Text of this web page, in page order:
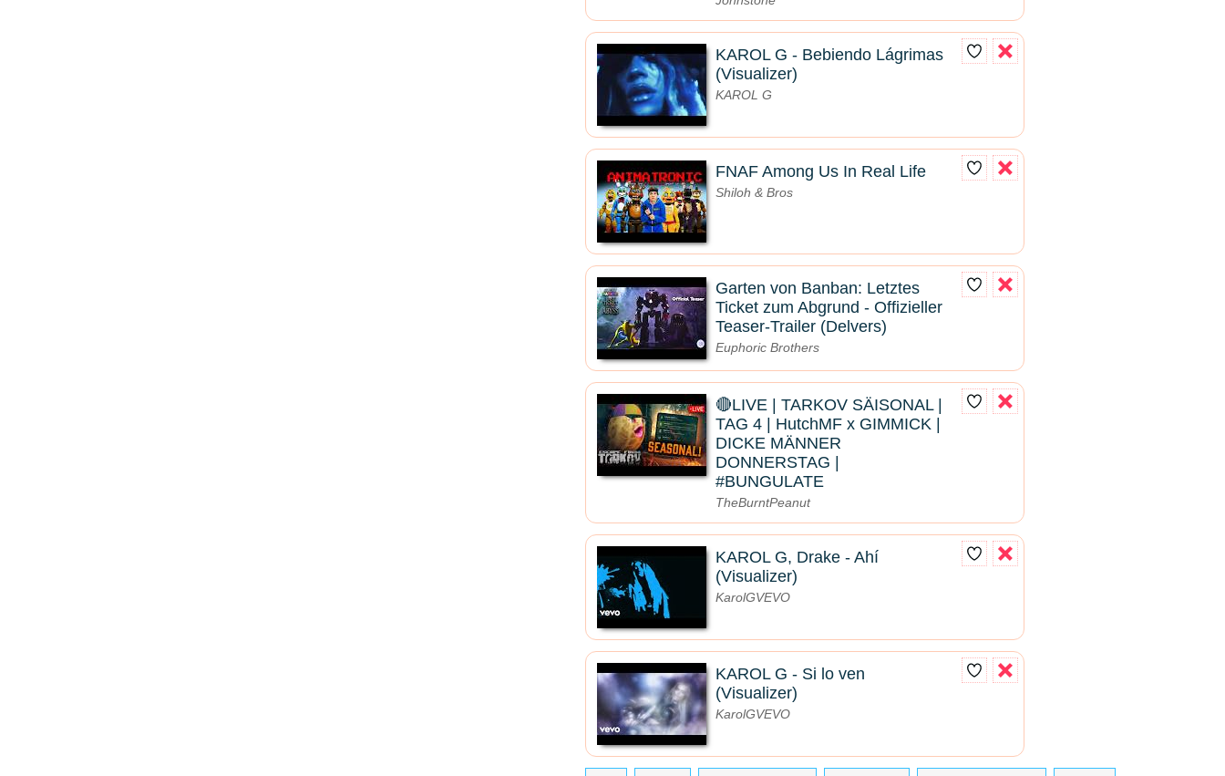
KAROL G - Bebiendo Lágrimas
(Visualizer)
KAROL G
FNAF Among Us In Real Life
Shiloh & Bros
Garten von Banban: Letztes
Ticket zum Abgrund - Offizieller
Teaser-Trailer (Delvers)
Euphoric Brothers
🔴LIVE | TARKOV SÄISONAL |
TAG 4 | HutchMF x GIMMICK |
DICKE MÄNNER
DONNERSTAG |
#BUNGULATE
TheBurntPeanut
KAROL G, Drake - Ahí
(Visualizer)
KarolGVEVO
KAROL G - Si lo ven
(Visualizer)
KarolGVEVO